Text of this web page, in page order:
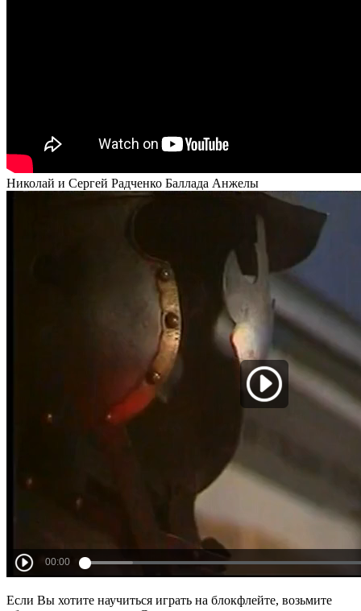
Николай и Сергей Радченко Баллада Анжелы
Если Вы хотите научиться играть на блокфлейте, возьмите